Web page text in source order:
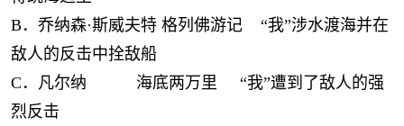
B．乔纳森·斯威夫特 格列佛游记
“我”涉水渡海并在
敌人的反击中拴敌船
C．凡尔纳
海底两万里
“我”遭到了敌人的强
烈反击